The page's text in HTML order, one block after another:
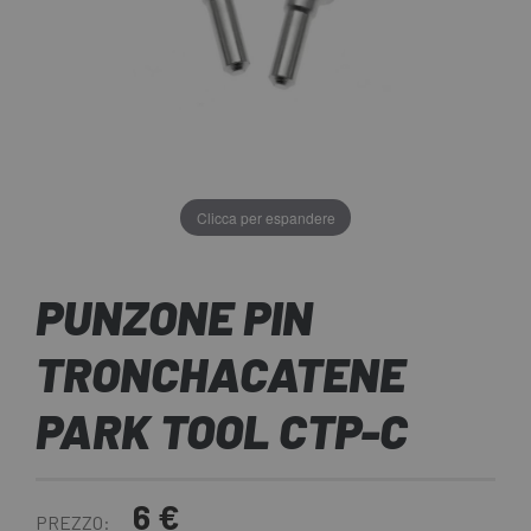
Clicca per espandere
PUNZONE PIN
TRONCHACATENE
PARK TOOL CTP-C
PREZZO: 6 €